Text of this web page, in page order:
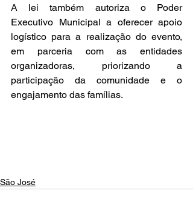
A lei também autoriza o Poder
Executivo Municipal a oferecer apoio
logístico para a realização do evento,
em parceria com as entidades
organizadoras, priorizando a
participação da comunidade e o
engajamento das famílias.
São José